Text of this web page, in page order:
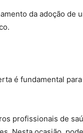
da adoção de
é fundamental
profissionais de